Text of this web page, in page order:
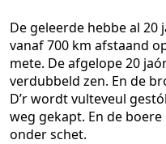
De geleerde hebbe al
vanaf 700 km afstaand
mete. De afgelope 20
verdubbeld zen. En de
D’r wordt vulteveul
weg gekapt. En de
onder schet.